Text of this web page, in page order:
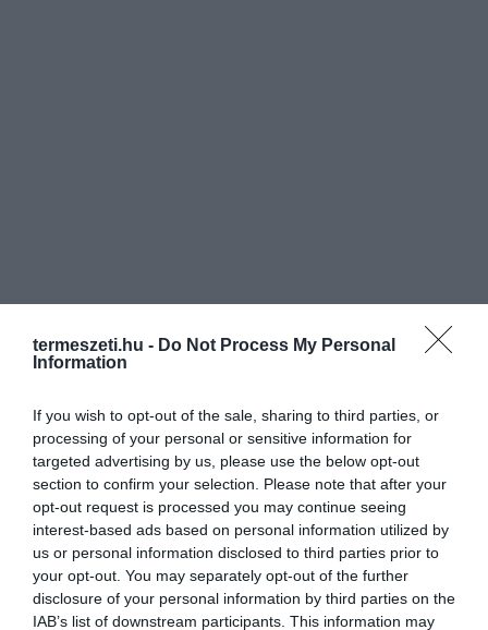
termeszeti.hu - Do Not Process My Personal
Information
If you wish to opt-out of the sale, sharing to third parties, or
processing of your personal or sensitive information for
targeted advertising by us, please use the below opt-out
section to confirm your selection. Please note that after your
opt-out request is processed you may continue seeing
interest-based ads based on personal information utilized by
us or personal information disclosed to third parties prior to
your opt-out. You may separately opt-out of the further
disclosure of your personal information by third parties on the
IAB’s list of downstream participants. This information may